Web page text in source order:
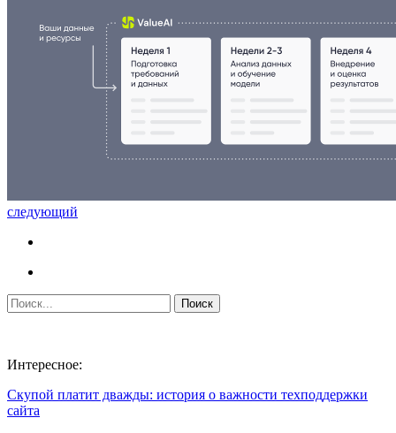
следующий
Интересное:
Скупой платит дважды: история о важности техподдержки
сайта